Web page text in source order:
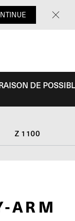
DE
Z 1100
ARM